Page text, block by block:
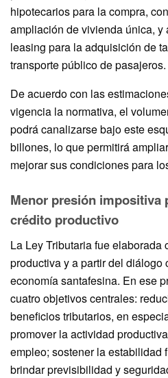
hipotecarios para la compra,
ampliación de vivienda única, y
leasing para la adquisición de
transporte público de pasajeros.
De acuerdo con las
vigencia la normativa, el
podrá canalizarse bajo este
billones, lo que permitirá
mejorar sus condiciones para
Menor presión impositiva
crédito productivo
La Ley Tributaria fue elaborada
productiva y a partir del diálogo
economía santafesina. En ese
cuatro objetivos centrales:
beneficios tributarios, en
promover la actividad
empleo; sostener la estabilidad
brindar previsibilidad y